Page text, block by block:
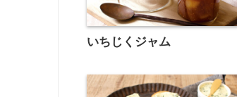
いちじくジャム